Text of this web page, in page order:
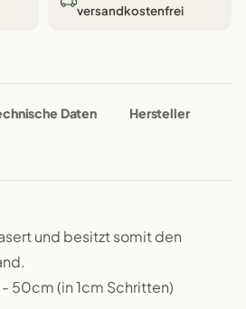
versandkostenfrei
Daten Hersteller
und besitzt somit den
50cm (in 1cm Schritten)